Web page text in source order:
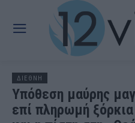
ΔΙΕΘΝΗ
Υπόθεση μαύρης
επί πληρωμή